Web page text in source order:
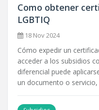
Como obtener
LGBTIQ
18 Nov 2024
Cómo expedir un
acceder a los subsidios
diferencial puede
un documento o